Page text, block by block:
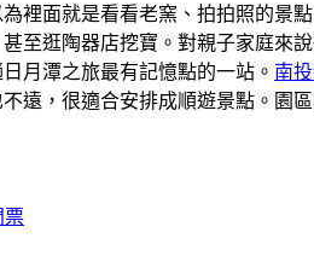
為裡面就是看看老窯、拍拍照的景
至逛陶器店挖寶。對親子家庭來
月潭之旅最有記憶點的一站。 南
遠，很適合安排成順遊景點。園
票